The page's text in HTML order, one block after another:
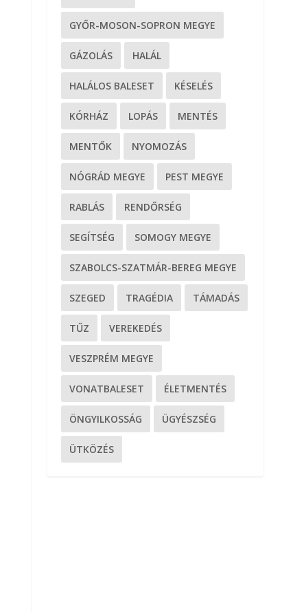
GYŐR-MOSON-SOPRON MEGYE
GÁZOLÁS HALÁL
HALÁLOS BALESET KÉSELÉS
KÓRHÁZ LOPÁS MENTÉS
MENTŐK NYOMOZÁS
NÓGRÁD MEGYE PEST MEGYE
RABLÁS RENDŐRSÉG
SEGÍTSÉG SOMOGY MEGYE
SZABOLCS-SZATMÁR-BEREG MEGYE
SZEGED TRAGÉDIA TÁMADÁS
TŰZ VEREKEDÉS
VESZPRÉM MEGYE
VONATBALESET ÉLETMENTÉS
ÖNGYILKOSSÁG ÜGYÉSZSÉG
ÜTKÖZÉS